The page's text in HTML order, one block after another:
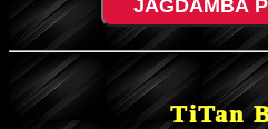
JAGDAMBA
TiTan